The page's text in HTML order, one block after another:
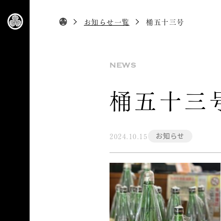
お知らせ一覧 桶五十三号
NEWS
桶五十三
2024.10.15 お知らせ